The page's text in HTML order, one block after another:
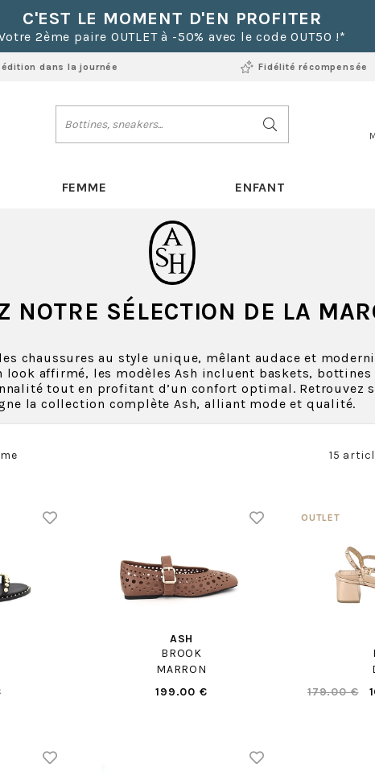
C'EST LE MOMENT D'EN PROFITER
2ème paire OUTLET à -50% avec le code OUT50 !*
dans la journée Fidélité récompensée
FEMME ENFANT
NOTRE SÉLECTION DE LA
chaussures au style unique, mêlant audace et
look affirmé, les modèles Ash incluent baskets,
tout en profitant d’un confort optimal. Retrouvez
la collection complète Ash, alliant mode et qualité.
15
ASH
BROOK
MARRON
199.00 €
179.00 €